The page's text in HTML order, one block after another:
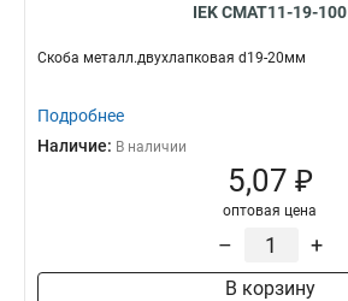
IEK CMAT11-19-100
Скоба металл.двухлапковая d19-20мм
Подробнее
Наличие: В наличии
5,07 ₽
оптовая цена
– +
В корзину